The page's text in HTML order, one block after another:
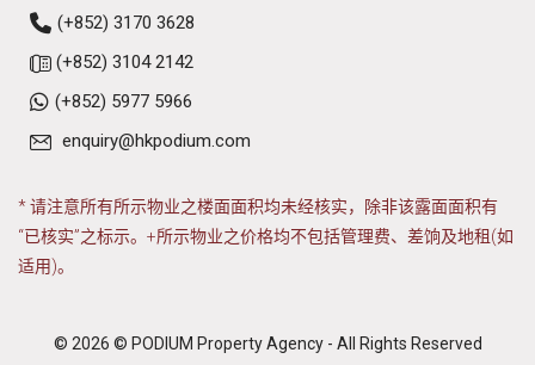
(+852) 3170 3628
(+852) 3104 2142
(+852) 5977 5966
enquiry@hkpodium.com
* 请注意所有所示物业之楼面面积均未经核实，除非该露面面积有
“已核实”之标示。+所示物业之价格均不包括管理费、差饷及地租(如
适用)。
© 2026 © PODIUM Property Agency - All Rights Reserved